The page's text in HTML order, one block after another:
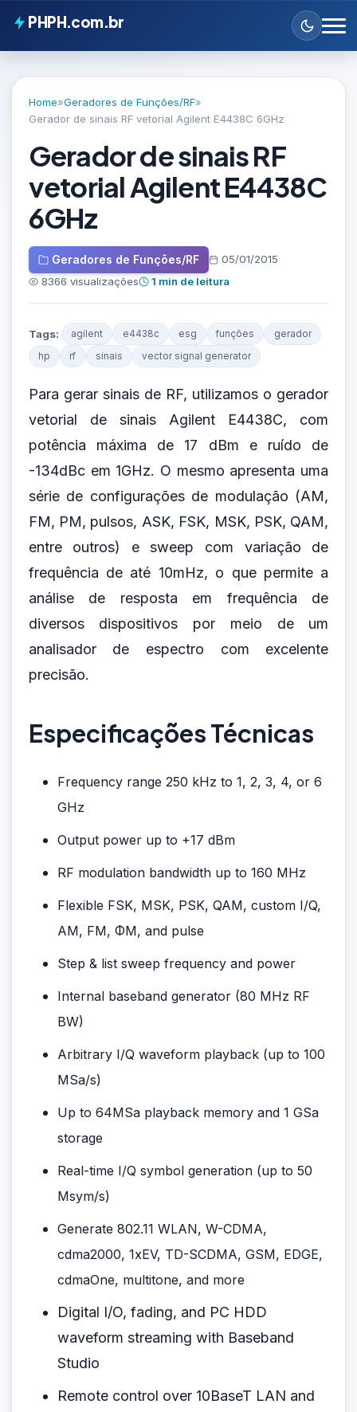
PHPH.com.br
Home»Geradores de Funções/RF»
Gerador de sinais RF vetorial Agilent E4438C 6GHz
Gerador de sinais RF
vetorial Agilent E4438C
6GHz
Geradores de Funções/RF
05/01/2015
8366 visualizações
1 min de leitura
Tags: agilent e4438c esg funções gerador
hp rf sinais vector signal generator
Para gerar sinais de RF, utilizamos o gerador
vetorial de sinais Agilent E4438C, com
potência máxima de 17 dBm e ruído de
-134dBc em 1GHz. O mesmo apresenta uma
série de configurações de modulação (AM,
FM, PM, pulsos, ASK, FSK, MSK, PSK, QAM,
entre outros) e sweep com variação de
frequência de até 10mHz, o que permite a
análise de resposta em frequência de
diversos dispositivos por meio de um
analisador de espectro com excelente
precisão.
Especificações Técnicas
Frequency range 250 kHz to 1, 2, 3, 4, or 6
GHz
Output power up to +17 dBm
RF modulation bandwidth up to 160 MHz
Flexible FSK, MSK, PSK, QAM, custom I/Q,
AM, FM, ΦM, and pulse
Step & list sweep frequency and power
Internal baseband generator (80 MHz RF
BW)
Arbitrary I/Q waveform playback (up to 100
MSa/s)
Up to 64MSa playback memory and 1 GSa
storage
Real-time I/Q symbol generation (up to 50
Msym/s)
Generate 802.11 WLAN, W-CDMA,
cdma2000, 1xEV, TD-SCDMA, GSM, EDGE,
cdmaOne, multitone, and more
Digital I/O, fading, and PC HDD
waveform streaming with Baseband
Studio
Remote control over 10BaseT LAN and